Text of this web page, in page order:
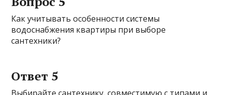
Как учитывать особенности системы
водоснабжения квартиры при выборе
сантехники?
Ответ 5